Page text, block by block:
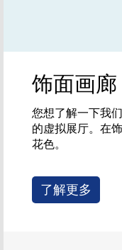
饰面画廊
您想了解一下我
的虚拟展厅。在
花色。
了解更多